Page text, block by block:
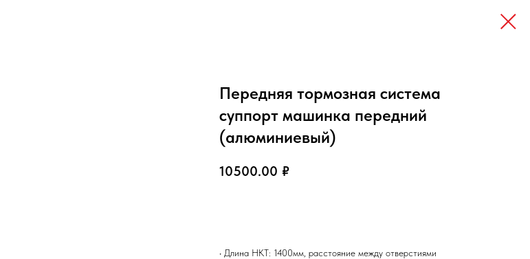
Передняя тормозная система
суппорт машинка передний
(алюминиевый)
10500.00 ₽
• Длина НКТ: 1400мм, расстояние между отверстиями